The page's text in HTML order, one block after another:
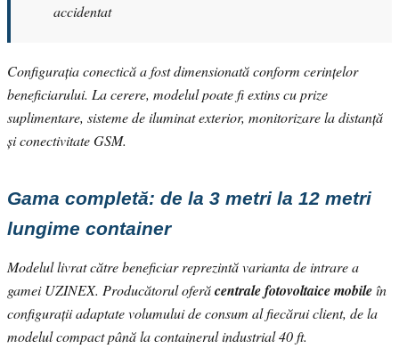
accidentat
Configurația conectică a fost dimensionată conform cerințelor
beneficiarului. La cerere, modelul poate fi extins cu prize
suplimentare, sisteme de iluminat exterior, monitorizare la distanță
și conectivitate GSM.
Gama completă: de la 3 metri la 12 metri
lungime container
Modelul livrat către beneficiar reprezintă varianta de intrare a
gamei UZINEX. Producătorul oferăcentrale fotovoltaice mobileîn
configurații adaptate volumului de consum al fiecărui client, de la
modelul compact până la containerul industrial 40 ft.